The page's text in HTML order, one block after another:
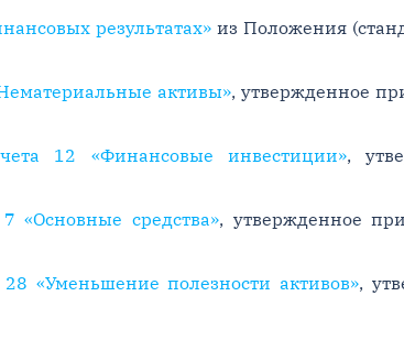
результатах»из Положения
активы», утвержденное
12 «Финансовые инвестиции»,
«Основные средства», утвержденное
«Уменьшение полезности активов»,